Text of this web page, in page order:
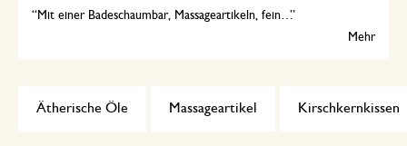
Mit einer Badeschaumbar, Massageartikeln, feinen Pflegeprodukten, Gesichtsmasken sowie unserem
Mehr
Ätherische Öle Massageartikel Kirschkernkissen